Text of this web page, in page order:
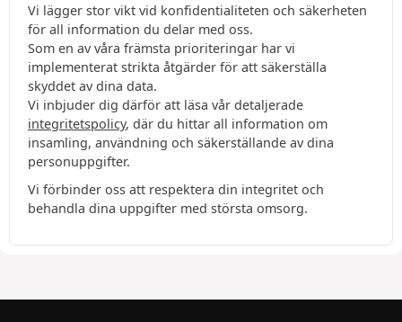
Vi lägger stor vikt vid konfidentialiteten och säkerheten
för all information du delar med oss.
Som en av våra främsta prioriteringar har vi
implementerat strikta åtgärder för att säkerställa
skyddet av dina data.
Vi inbjuder dig därför att läsa vår detaljerade
integritetspolicy, där du hittar all information om
insamling, användning och säkerställande av dina
personuppgifter.
Vi förbinder oss att respektera din integritet och
behandla dina uppgifter med största omsorg.